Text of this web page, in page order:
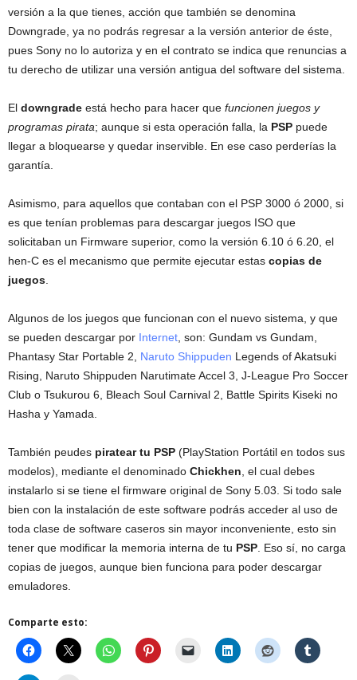
versión a la que tienes, acción que también se denomina
Downgrade, ya no podrás regresar a la versión anterior de éste,
pues Sony no lo autoriza y en el contrato se indica que renuncias a
tu derecho de utilizar una versión antigua del software del sistema.
El downgrade está hecho para hacer que funcionen juegos y
programas pirata; aunque si esta operación falla, la PSP puede
llegar a bloquearse y quedar inservible. En ese caso perderías la
garantía.
Asimismo, para aquellos que contaban con el PSP 3000 ó 2000, si
es que tenían problemas para descargar juegos ISO que
solicitaban un Firmware superior, como la versión 6.10 ó 6.20, el
hen-C es el mecanismo que permite ejecutar estas copias de
juegos
Algunos de los juegos que funcionan con el nuevo sistema, y que
se pueden descargar por Internet , son: Gundam vs Gundam,
Phantasy Star Portable 2, Naruto Shippuden Legends of Akatsuki
Rising, Naruto Shippuden Narutimate Accel 3, J-League Pro Soccer
Club o Tsukurou 6, Bleach Soul Carnival 2, Battle Spirits Kiseki no
Hasha y Yamada.
También peudes piratear tu PSP (PlayStation Portátil en todos sus
modelos), mediante el denominado Chickhen , el cual debes
instalarlo si se tiene el firmware original de Sony 5.03. Si todo sale
bien con la instalación de este software podrás acceder al uso de
toda clase de software caseros sin mayor inconveniente, esto sin
tener que modificar la memoria interna de tu PSP . Eso sí, no carga
copias de juegos, aunque bien funciona para poder descargar
emuladores.
Comparte esto: